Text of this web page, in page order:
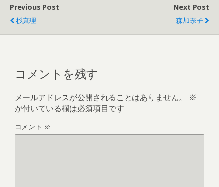
Previous Post
杉真理
Next Post
森加奈子
コメントを残す
メールアドレスが公開されることはありません。
※
が付いている欄は必須項目です
コメント ※